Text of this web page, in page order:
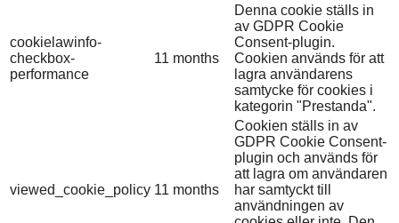
cookielawinfo-
checkbox-
performance
11 months
Denna cookie ställs in
av GDPR Cookie
Consent-plugin.
Cookien används för att
lagra användarens
samtycke för cookies i
kategorin "Prestanda".
viewed_cookie_policy 11 months
Cookien ställs in av
GDPR Cookie Consent-
plugin och används för
att lagra om användaren
har samtyckt till
användningen av